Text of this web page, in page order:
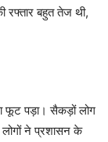
रफ्तार बहुत तेज थी,
फूट पड़ा। सैकड़ों लोग
ने प्रशासन के